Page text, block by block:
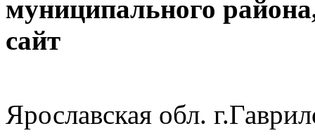
муниципального
Ярославская обл.